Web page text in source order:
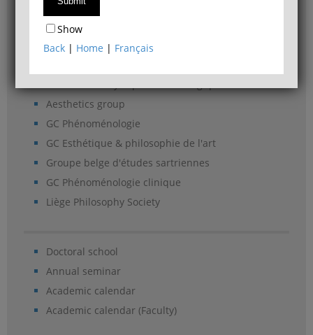
Access & maps
Philosophy Department Library
Aesthetics group
GC Phénoménologie
GC Esthétique & philosophie de l'art
Groupe belge d'études sartriennes
GC Phénoménologie clinique
Liège Philosophy Society
Doctoral school
Annual seminar
Academic calendar
Academic calendar (Faculty)
Show
Back | Home | Français